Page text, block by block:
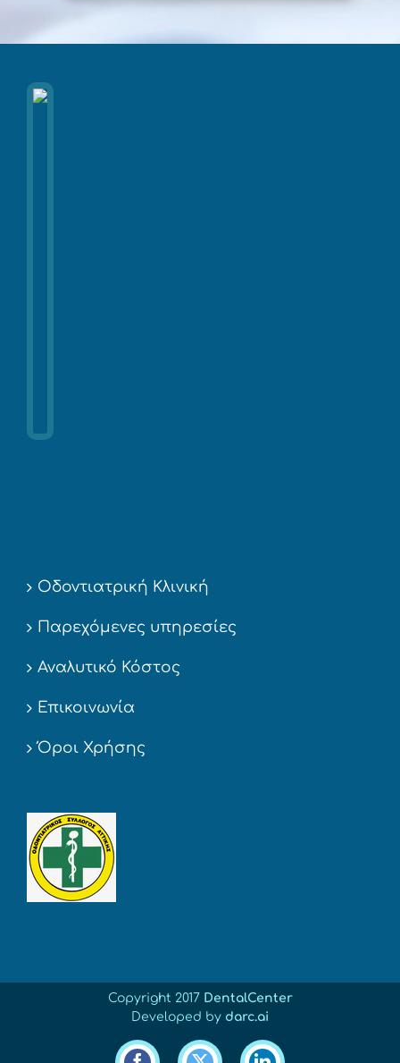
Οδοντιατρική Κλινική
Παρεχόμενες υπηρεσίες
Αναλυτικό Κόστος
Επικοινωνία
Όροι Χρήσης
Copyright 2017 DentalCenter
Developed by darc.ai